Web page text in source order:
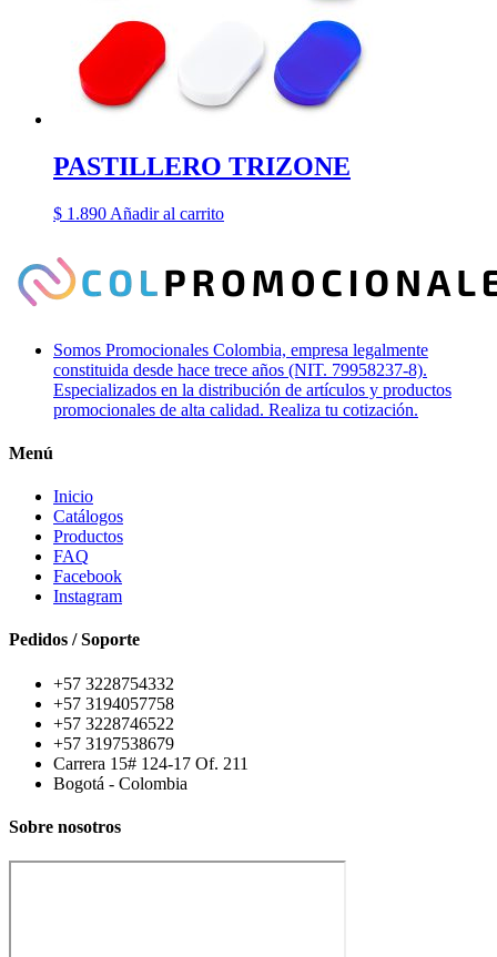
PASTILLERO TRIZONE
$ 1.890 Añadir al carrito
Somos Promocionales Colombia, empresa legalmente
constituida desde hace trece años (NIT. 79958237-8).
Especializados en la distribución de artículos y productos
promocionales de alta calidad. Realiza tu cotización.
Menú
Inicio
Catálogos
Productos
FAQ
Facebook
Instagram
Pedidos / Soporte
+57 3228754332
+57 3194057758
+57 3228746522
+57 3197538679
Carrera 15# 124-17 Of. 211
Bogotá - Colombia
Sobre nosotros